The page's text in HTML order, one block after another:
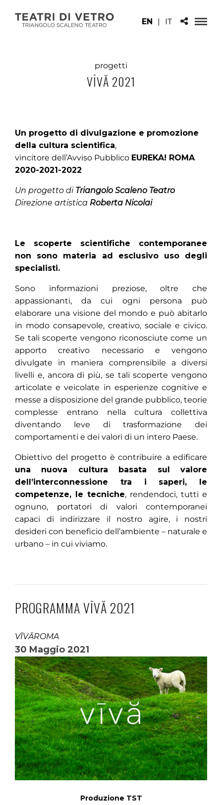
EN | IT
progetti
VĪVĂ 2021
Un progetto di divulgazione e promozione
della cultura scientifica,
vincitore dell’Avviso Pubblico EUREKA! ROMA
2020-2021-2022
Un progetto di Triangolo Scaleno Teatro
Direzione artistica Roberta Nicolai
Le scoperte scientifiche contemporanee
non sono materia ad esclusivo uso degli
specialisti.
Sono informazioni preziose, oltre che
appassionanti, da cui ogni persona può
elaborare una visione del mondo e può abitarlo
in modo consapevole, creativo, sociale e civico.
Se tali scoperte vengono riconosciute come un
apporto creativo necessario e vengono
divulgate in maniera comprensibile a diversi
livelli e, ancora di più, se tali scoperte vengono
articolate e veicolate in esperienze cognitive e
messe a disposizione del grande pubblico, teorie
complesse entrano nella cultura collettiva
diventando leve di trasformazione dei
comportamenti e dei valori di un intero Paese.
Obiettivo del progetto è contribuire a edificare
una nuova cultura basata sul valore
dell’interconnessione tra i saperi, le
competenze, le tecniche, rendendoci, tutti e
ognuno, portatori di valori contemporanei
capaci di indirizzare il nostro agire, i nostri
desideri con beneficio dell’ambiente – naturale e
urbano – in cui viviamo.
PROGRAMMA VĪVĂ 2021
VĪVĂROMA
30 Maggio 2021
Produzione TST